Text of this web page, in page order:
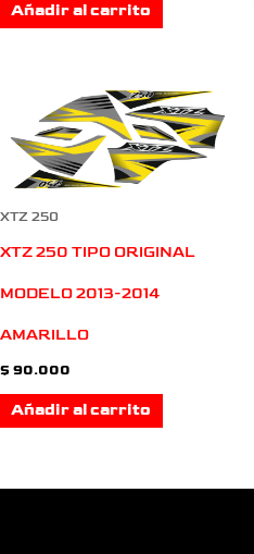
Añadir al carrito
XTZ 250
XTZ 250 TIPO ORIGINAL
MODELO 2013-2014
AMARILLO
$ 90.000
Añadir al carrito